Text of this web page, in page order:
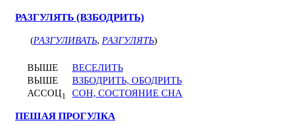
РАЗГУЛЯТЬ (ВЗБОДРИТЬ)
(РАЗГУЛИВАТЬ, РАЗГУЛЯТЬ)
ВЫШЕ
ВЕСЕЛИТЬ
ВЫШЕ
ВЗБОДРИТЬ, ОБОДРИТЬ
АССОЦ1 СОН, СОСТОЯНИЕ СНА
ПЕШАЯ ПРОГУЛКА